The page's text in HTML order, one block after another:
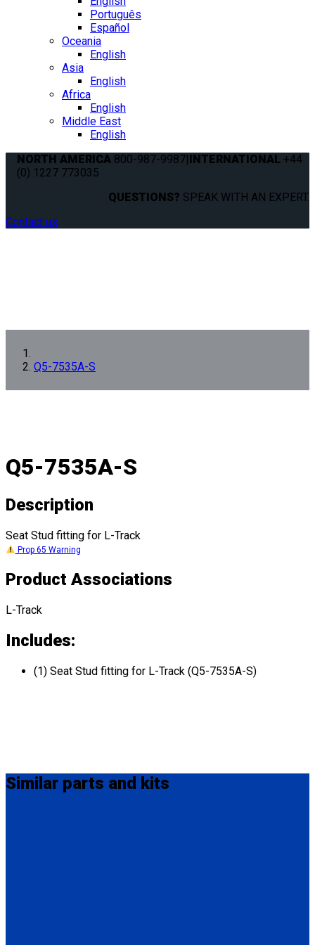
Português
Español
Oceania
English
Asia
English
Africa
English
Middle East
English
NORTH AMERICA 800-987-9987|INTERNATIONAL +44
(0) 1227 773035
QUESTIONS? SPEAK WITH AN EXPERT.
Contact us
Q5-7535A-S
Q5-7535A-S
Description
Seat Stud fitting for L-Track
Prop 65 Warning
Product Associations
L-Track
Includes:
(1) Seat Stud fitting for L-Track (Q5-7535A-S)
Similar parts and kits